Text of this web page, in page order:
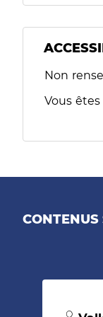
Filtres
Non
Vous
CONTENUS